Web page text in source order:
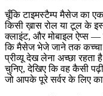
चूँकि टाइमस्टैम्प मैसेज का
किसी ख़ास रोल या टूल के
क्लाइंट, और मोबाइल ऐप्स
कि मैसेज भेजे जाने तक कच्चा
प्रीव्यू देख लेना अच्छा
चुनिए, देखिए कि वह कैसी
जो आपके पूरे सर्वर के लिए